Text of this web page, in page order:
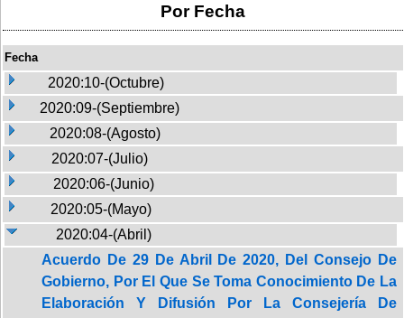
Por Fecha
Fecha
2020:10-(Octubre)
2020:09-(Septiembre)
2020:08-(Agosto)
2020:07-(Julio)
2020:06-(Junio)
2020:05-(Mayo)
2020:04-(Abril)
Acuerdo De 29 De Abril De 2020, Del Consejo De
Gobierno, Por El Que Se Toma Conocimiento De La
Elaboración Y Difusión Por La Consejería De